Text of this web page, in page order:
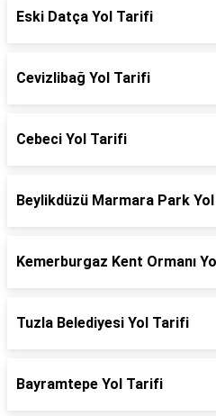
Eski Datça Yol Tarifi
Cevizlibağ Yol Tarifi
Cebeci Yol Tarifi
Beylikdüzü Marmara Park
Kemerburgaz Kent Ormanı
Tuzla Belediyesi Yol Tarifi
Bayramtepe Yol Tarifi